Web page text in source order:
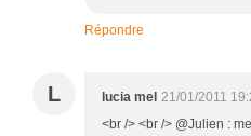
Répondre
L lucia mel 21/01/2011
<br /> <br /> @Julien :